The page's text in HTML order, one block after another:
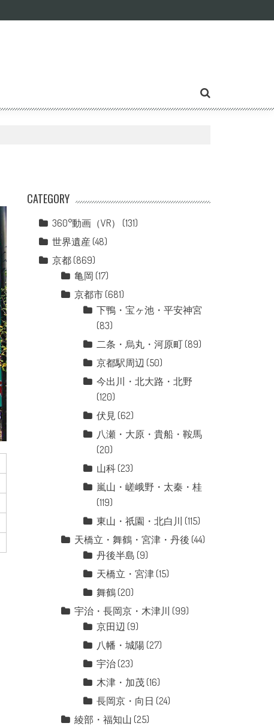
CATEGORY
360°動画（VR）
(131)
世界遺産 (48)
京都 (869)
亀岡 (17)
京都市 (681)
下鴨・宝ヶ池・平安神宮
(83)
二条・烏丸・河原町 (89)
京都駅周辺 (50)
今出川・北大路・北野
(120)
伏見 (62)
八瀬・大原・貴船・鞍馬
(20)
山科 (23)
嵐山・嵯峨野・太秦・桂
(119)
東山・祇園・北白川 (115)
天橋立・舞鶴・宮津・丹後 (44)
丹後半島 (9)
天橋立・宮津 (15)
舞鶴 (20)
宇治・長岡京・木津川 (99)
京田辺 (9)
八幡・城陽 (27)
宇治 (23)
木津・加茂 (16)
長岡京・向日 (24)
綾部・福知山 (25)